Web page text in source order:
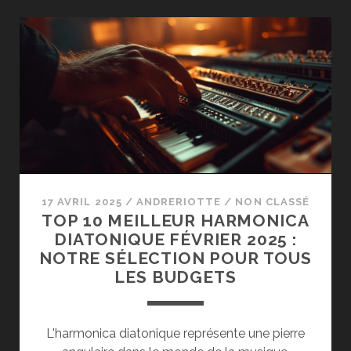
AVEC
LA
LEGENDAIRE
BOITE
A
MUSIQUE
DE
TAPION
17 AVRIL 2025 / ANDRERIOTTE / NON CLASSÉ
TOP 10 MEILLEUR HARMONICA
DIATONIQUE FÉVRIER 2025 :
NOTRE SÉLECTION POUR TOUS
LES BUDGETS
L'harmonica diatonique représente une pierre